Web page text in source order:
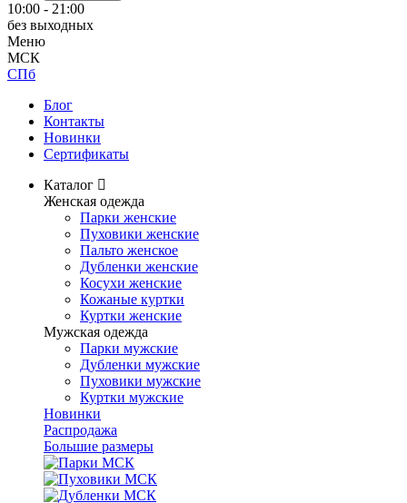
10:00 - 21:00
без выходных
Меню
МСК
СПб
Блог
Контакты
Новинки
Сертификаты
Каталог
Женская одежда
Парки женские
Пуховики женские
Пальто женское
Дубленки женские
Косухи женские
Кожаные куртки
Куртки женские
Мужская одежда
Парки мужские
Дубленки мужские
Пуховики мужские
Куртки мужские
Новинки
Распродажа
Большие размеры